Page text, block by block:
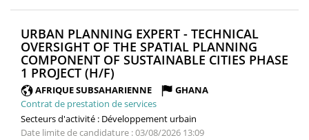
URBAN PLANNING EXPERT - TECHNICAL
OVERSIGHT OF THE SPATIAL PLANNING
COMPONENT OF SUSTAINABLE CITIES PHASE
1 PROJECT (H/F)
FENÊTRE)
AFRIQUE SUBSAHARIENNE
GHANA
Contrat de prestation de services
Secteurs d'activité : Développement urbain
Date limite de candidature : 03/08/2026 13:09